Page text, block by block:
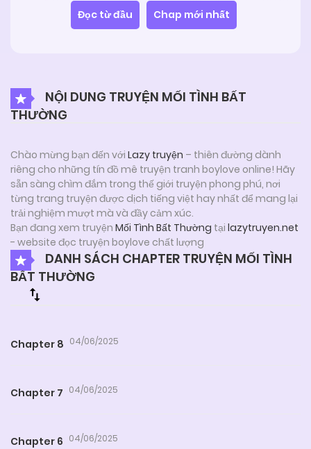
Đọc từ đầu Chap mới nhất
NỘI DUNG TRUYỆN MỐI TÌNH BẤT
THƯỜNG
Chào mừng bạn đến với Lazy truyện – thiên đường dành
riêng cho những tín đồ mê truyện tranh boylove online! Hãy
sẵn sàng chìm đắm trong thế giới truyện phong phú, nơi
từng trang truyện được dịch tiếng việt hay nhất để mang lại
trải nghiệm mượt mà và đầy cảm xúc.
Bạn đang xem truyện Mối Tình Bất Thường tại lazytruyen.net
- website đọc truyện boylove chất lượng
DANH SÁCH CHAPTER TRUYỆN MỐI TÌNH
BẤT THƯỜNG
Chapter 8 04/06/2025
Chapter 7 04/06/2025
Chapter 6 04/06/2025